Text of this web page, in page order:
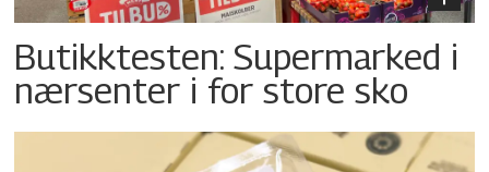
Butikktesten: Supermarked i
nærsenter i for store sko